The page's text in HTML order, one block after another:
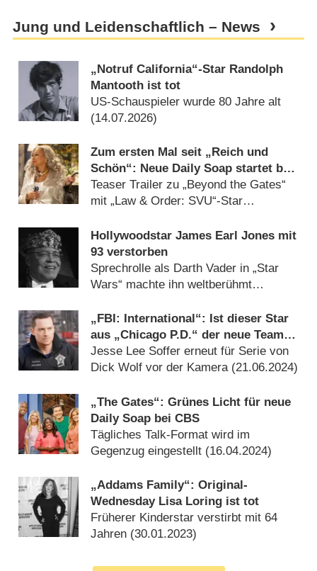
Jung und Leidenschaftlich – News
„Notruf California“-Star Randolph
Mantooth ist tot
US-Schauspieler wurde 80 Jahre alt
(14.07.2026)
Zum ersten Mal seit „Reich und
Schön“: Neue Daily Soap startet bei
CBS
Teaser Trailer zu „Beyond the Gates“
mit „Law & Order: SVU“-Star
Hollywoodstar James Earl Jones mit
93 verstorben
Sprechrolle als Darth Vader in „Star
Wars“ machte ihn weltberühmt
„FBI: International“: Ist dieser Star
aus „Chicago P.D.“ der neue Team-
Leader?
Jesse Lee Soffer erneut für Serie von
Dick Wolf vor der Kamera (21.06.2024)
„The Gates“: Grünes Licht für neue
Daily Soap bei CBS
Tägliches Talk-Format wird im
Gegenzug eingestellt (16.04.2024)
„Addams Family“: Original-
Wednesday Lisa Loring ist tot
Früherer Kinderstar verstirbt mit 64
Jahren (30.01.2023)